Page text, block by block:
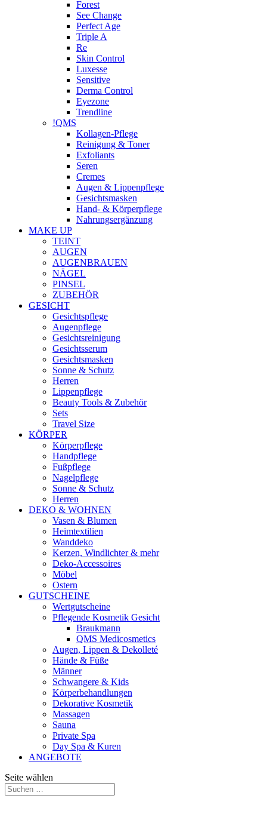
Forest
See Change
Perfect Age
Triple A
Re
Skin Control
Luxesse
Sensitive
Derma Control
Eyezone
Trendline
!QMS
Kollagen-Pflege
Reinigung & Toner
Exfoliants
Seren
Cremes
Augen & Lippenpflege
Gesichtsmasken
Hand- & Körperpflege
Nahrungsergänzung
MAKE UP
TEINT
AUGEN
AUGENBRAUEN
NÄGEL
PINSEL
ZUBEHÖR
GESICHT
Gesichtspflege
Augenpflege
Gesichtsreinigung
Gesichtsserum
Gesichtsmasken
Sonne & Schutz
Herren
Lippenpflege
Beauty Tools & Zubehör
Sets
Travel Size
KÖRPER
Körperpflege
Handpflege
Fußpflege
Nagelpflege
Sonne & Schutz
Herren
DEKO & WOHNEN
Vasen & Blumen
Heimtextilien
Wanddeko
Kerzen, Windlichter & mehr
Deko-Accessoires
Möbel
Ostern
GUTSCHEINE
Wertgutscheine
Pflegende Kosmetik Gesicht
Braukmann
QMS Medicosmetics
Augen, Lippen & Dekolleté
Hände & Füße
Männer
Schwangere & Kids
Körperbehandlungen
Dekorative Kosmetik
Massagen
Sauna
Private Spa
Day Spa & Kuren
ANGEBOTE
Seite wählen